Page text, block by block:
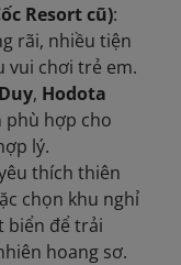
Resort cũ):
rãi, nhiều tiện
vui chơi trẻ em.
, Hodota
phù hợp cho
lý.
thích thiên
chọn khu nghỉ
biển để trải
hoang sơ.